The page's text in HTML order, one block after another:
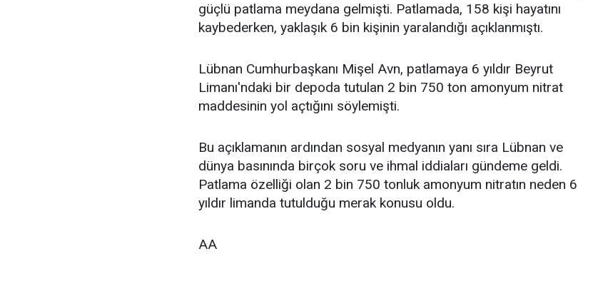
güçlü patlama meydana gelmişti. Patlamada, 158 kişi hayatını
kaybederken, yaklaşık 6 bin kişinin yaralandığı açıklanmıştı.
Lübnan Cumhurbaşkanı Mişel Avn, patlamaya 6 yıldır Beyrut
Limanı'ndaki bir depoda tutulan 2 bin 750 ton amonyum nitrat
maddesinin yol açtığını söylemişti.
Bu açıklamanın ardından sosyal medyanın yanı sıra Lübnan ve
dünya basınında birçok soru ve ihmal iddiaları gündeme geldi.
Patlama özelliği olan 2 bin 750 tonluk amonyum nitratın neden 6
yıldır limanda tutulduğu merak konusu oldu.
AA